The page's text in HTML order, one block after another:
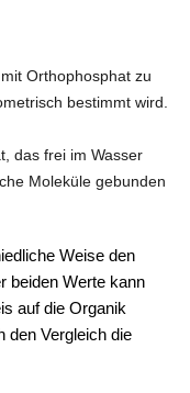
Orthophosphat zu
bestimmt wird.
das frei im Wasser
Moleküle gebunden
Weise den
beiden Werte kann
auf die Organik
den Vergleich die